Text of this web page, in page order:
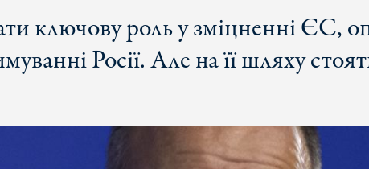
ключову роль у зміцненні ЄС,
Росії. Але на її шляху